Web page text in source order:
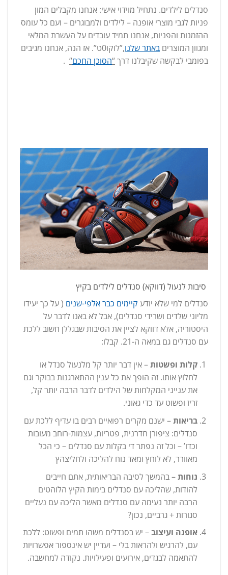
סנדלים לילדים. נתחיל מוידוי אישי: אנחנו מקבלים המון
פניות לגבי מוצרי אופנה – לילדים ולמבוגרים – ועם כל עומס
ההזמנות והפניות, אנחנו תמיד עובדים על העשרת המלאי
ומגוון המוצרים באתר שלנו
,”לוקו0ט”. אז הנה, אנחנו מגיבים
בפומבי לבקשה שקיבלנו דרך“הסוכן החכם“
.
סיבות לנעול (דווקא) סנדלים לילדים בקיץ
סנדלים למי שלא יודע קיימים כבר אלפי-שנים ( על כך יעידו
מליוני שלדים ושרידי סנדלים), אבל לא באנו לדבר על
היסטוריה, אלא דווקא לציין את הסיבות שבגללן חשוב ללכת
עם סנדלים גם במאה ה-21. קבלו:
קלות ופשטות– אין דבר יותר קל מלנעול סנדל או
לחלוץ אותו. זה הופך את כל ענין ההתארגנות בבוקר וגם
את ענייני המקלחות של הילדים לדבר הרבה יותר קל,
זריז ופשוט עד כדי גאוני.
בריאות– ישנם מקרים רפואיים רבים בו עדיף ללכת עם
סנדלים: ציפורן חדרנית, פטריות, עצמות-רוחב מעובות
וכדו’ – וכל זה נפתר די בקלות עם סנדלים – כי הכל
מאוורר, לא לוחץ ומאד נוח להליכה ולחליצהץ
נוחות– בהמשך לסיבה הבריאותית, אתם חייבים
להודות, שהליכה עם סנדלים בימות הקיץ הלוהטים
הרבה יותר נעימה עם סנדלים מאשר הליכה עם נעליים
סגורות + גרביים, נכון?
אופנה ועיצוב– יש בסנדלים משהו תמים ופשוט: ללכת
עם, להרגיש ולהראות בלי – ועדיין יש אינספור אפשרויות
להתאמה לבגדים, אירועים ופעילויות. נקודה למחשבה.